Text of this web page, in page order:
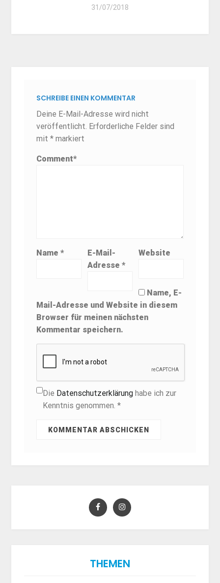
31/07/2018
SCHREIBE EINEN KOMMENTAR
Deine E-Mail-Adresse wird nicht
veröffentlicht. Erforderliche Felder sind
mit* markiert
Comment*
Name*
E-Mail-
Adresse *
Website
Name, E-
Mail-Adresse und Website in diesem
Browser für meinen nächsten
Kommentar speichern.
Die Datenschutzerklärung habe ich zur
Kenntnis genommen. *
THEMEN